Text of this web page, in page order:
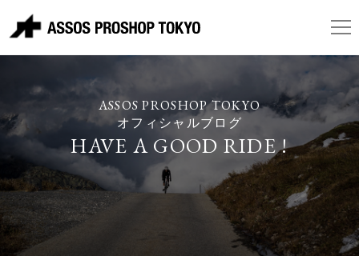
ASSOS PROSHOP TOKYO
オフィシャルブログ
HAVE A GOOD RIDE !